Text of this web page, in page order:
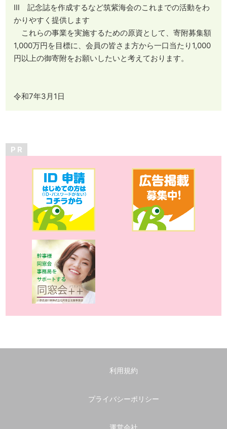
Ⅲ 記念誌を作成するなど筑紫海会のこれまでの活動をわ
かりやすく提供します
これらの事業を実施するための原資として、寄附募集額
1,000万円を目標に、会員の皆さま方から一口当たり1,000
円以上の御寄附をお願いしたいと考えております。
令和7年3月1日
P R
利用規約
プライバシーポリシー